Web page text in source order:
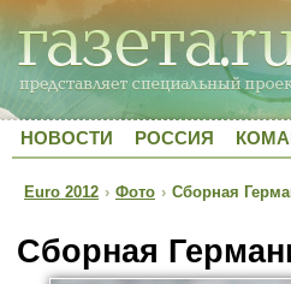
НОВОСТИ РОССИЯ
Euro 2012 › Фото › Сборная
Сборная